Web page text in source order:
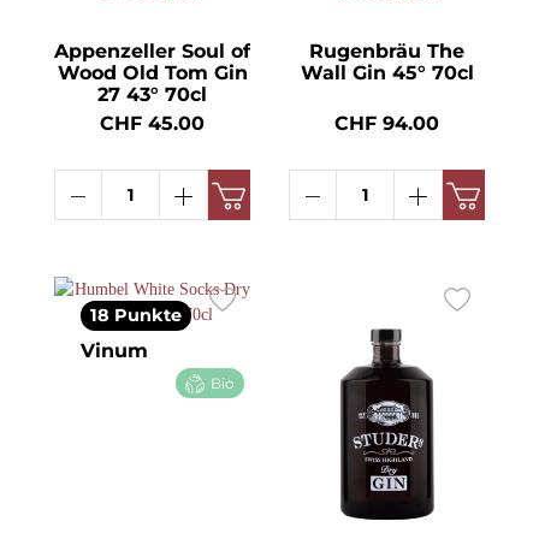
Appenzeller Soul of
Wood Old Tom Gin
27 43° 70cl
CHF 45.00
Rugenbräu The
Wall Gin 45° 70cl
CHF 94.00
18 Punkte
Vinum
Bio